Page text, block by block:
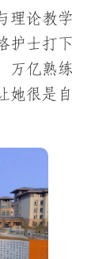
理论教学
护士打下
万亿熟练
她很是自